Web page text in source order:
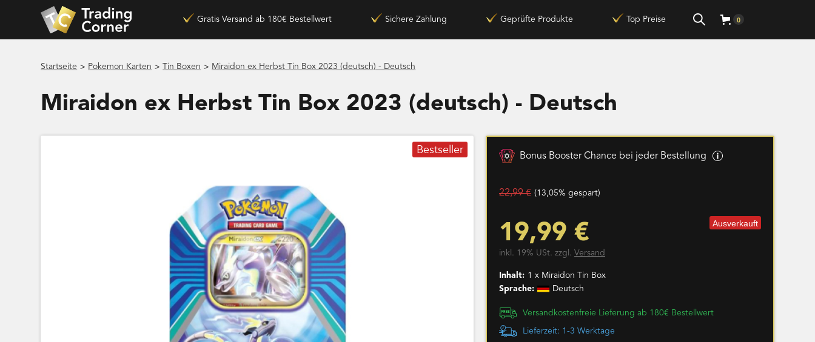
Gratis Versand ab 180€ Bestellwert Sichere Zahlung Geprüfte Produkte Top Preise 0
Startseite > Pokemon Karten > Tin Boxen > Miraidon ex Herbst Tin Box 2023 (deutsch) - Deutsch
Miraidon ex Herbst Tin Box 2023 (deutsch) - Deutsch
Bestseller Bonus Booster Chance bei jeder Bestellung
22,99 € (13,05% gespart)
19,99 € Ausverkauft
inkl. 19% USt. zzgl. Versand
Inhalt: 1 x Miraidon Tin Box
Sprache:
Deutsch
Versandkostenfreie Lieferung ab 180€ Bestellwert
Lieferzeit: 1-3 Werktage